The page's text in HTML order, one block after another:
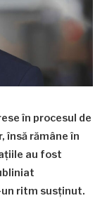
în procesul de
însă rămâne în
au fost
ritm susținut.